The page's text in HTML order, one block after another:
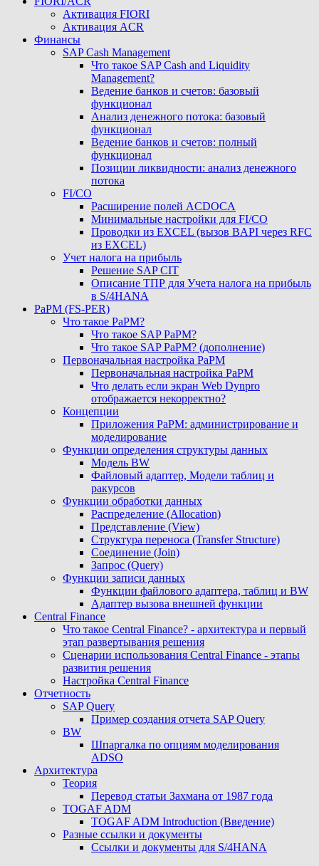
Активация FIORI
Активация ACR
Финансы
SAP Cash Management
Что такое SAP Cash and Liquidity
Management?
Ведение банков и счетов: базовый
функционал
Анализ денежного потока: базовый
функционал
Ведение банков и счетов: полный
функционал
Позиции ликвидности: анализ денежного
потока
FI/CO
Расширение полей ACDOCA
Минимальные настройки для FI/CO
Проводки из EXCEL (вызов BAPI через RFC
из EXCEL)
Учет налога на прибыль
Решение SAP CIT
Описание ТПР для Учета налога на прибыль
в S/4HANA
PaPM (FS-PER)
Что такое PaPM?
Что такое SAP PaPM?
Что такое SAP PaPM? (дополнение)
Первоначальная настройка PaPM
Первоначальная настройка PaPM
Что делать если экран Web Dynpro
отображается некорректно?
Концепции
Приложения PaPM: администрирование и
моделирование
Функции определения структуры данных
Модель BW
Файловый адаптер, Модели таблиц и
ракурсов
Функции обработки данных
Распределение (Allocation)
Представление (View)
Структура переноса (Transfer Structure)
Соединение (Join)
Запрос (Query)
Функции записи данных
Функции файлового адаптера, таблиц и BW
Адаптер вызова внешней функции
Central Finance
Что такое Central Finance? - архитектура и первый
этап развертывания решения
Сценарии использования Central Finance - этапы
развития решения
Настройка Central Finance
Отчетность
SAP Query
Пример создания отчета SAP Query
BW
Шпаргалка по опциям моделирования
ADSO
Архитектура
Теория
Перевод статьи Захмана от 1987 года
TOGAF ADM
TOGAF ADM Introduction (Введение)
Разные ссылки и документы
Ссылки и документы для S/4HANA